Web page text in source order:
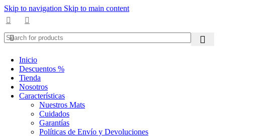
Skip to navigation Skip to main content
“Tu bebé merece un espacioseguro para crecer”
Inicio
Descuentos %
Tienda
Nosotros
Características
Nuestros Mats
Cuidados
Garantías
Políticas de Envío y Devoluciones